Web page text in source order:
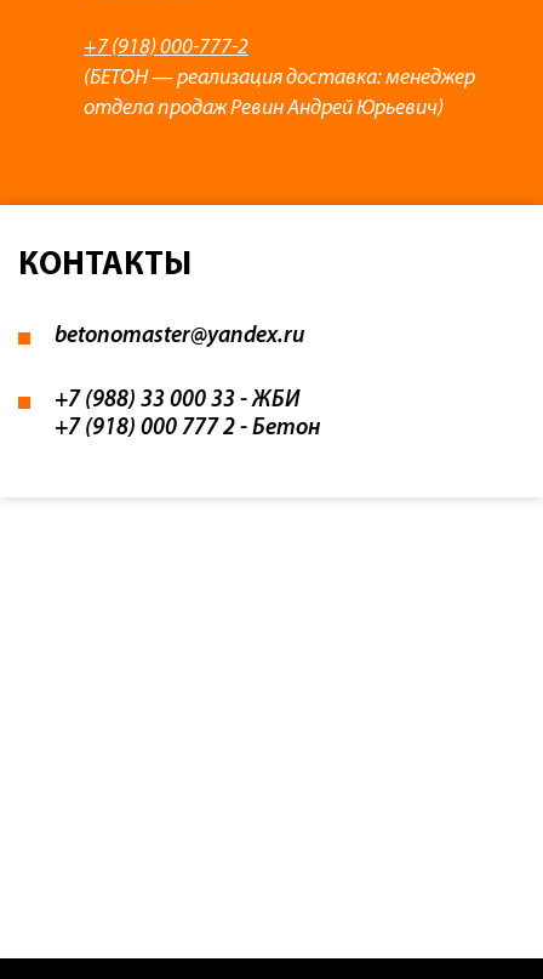
+7 (918) 000-777-2
(БЕТОН — реализация доставка: менеджер
отдела продаж Ревин Андрей Юрьевич)
КОНТАКТЫ
betonomaster@yandex.ru
+7 (988) 33 000 33 - ЖБИ
+7 (918) 000 777 2 - Бетон